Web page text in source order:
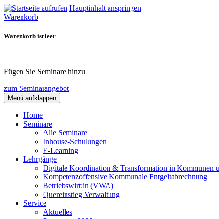
Hauptinhalt anspringen
Warenkorb
Warenkorb ist leer
Fügen Sie Seminare hinzu
zum Seminarangebot
Menü aufklappen
Home
Seminare
Alle Seminare
Inhouse-Schulungen
E-Learning
Lehrgänge
Digitale Koordination & Transformation in Kommunen
Kompetenzoffensive Kommunale Entgeltabrechnung
Betriebswirt:in (VWA)
Quereinstieg Verwaltung
Service
Aktuelles